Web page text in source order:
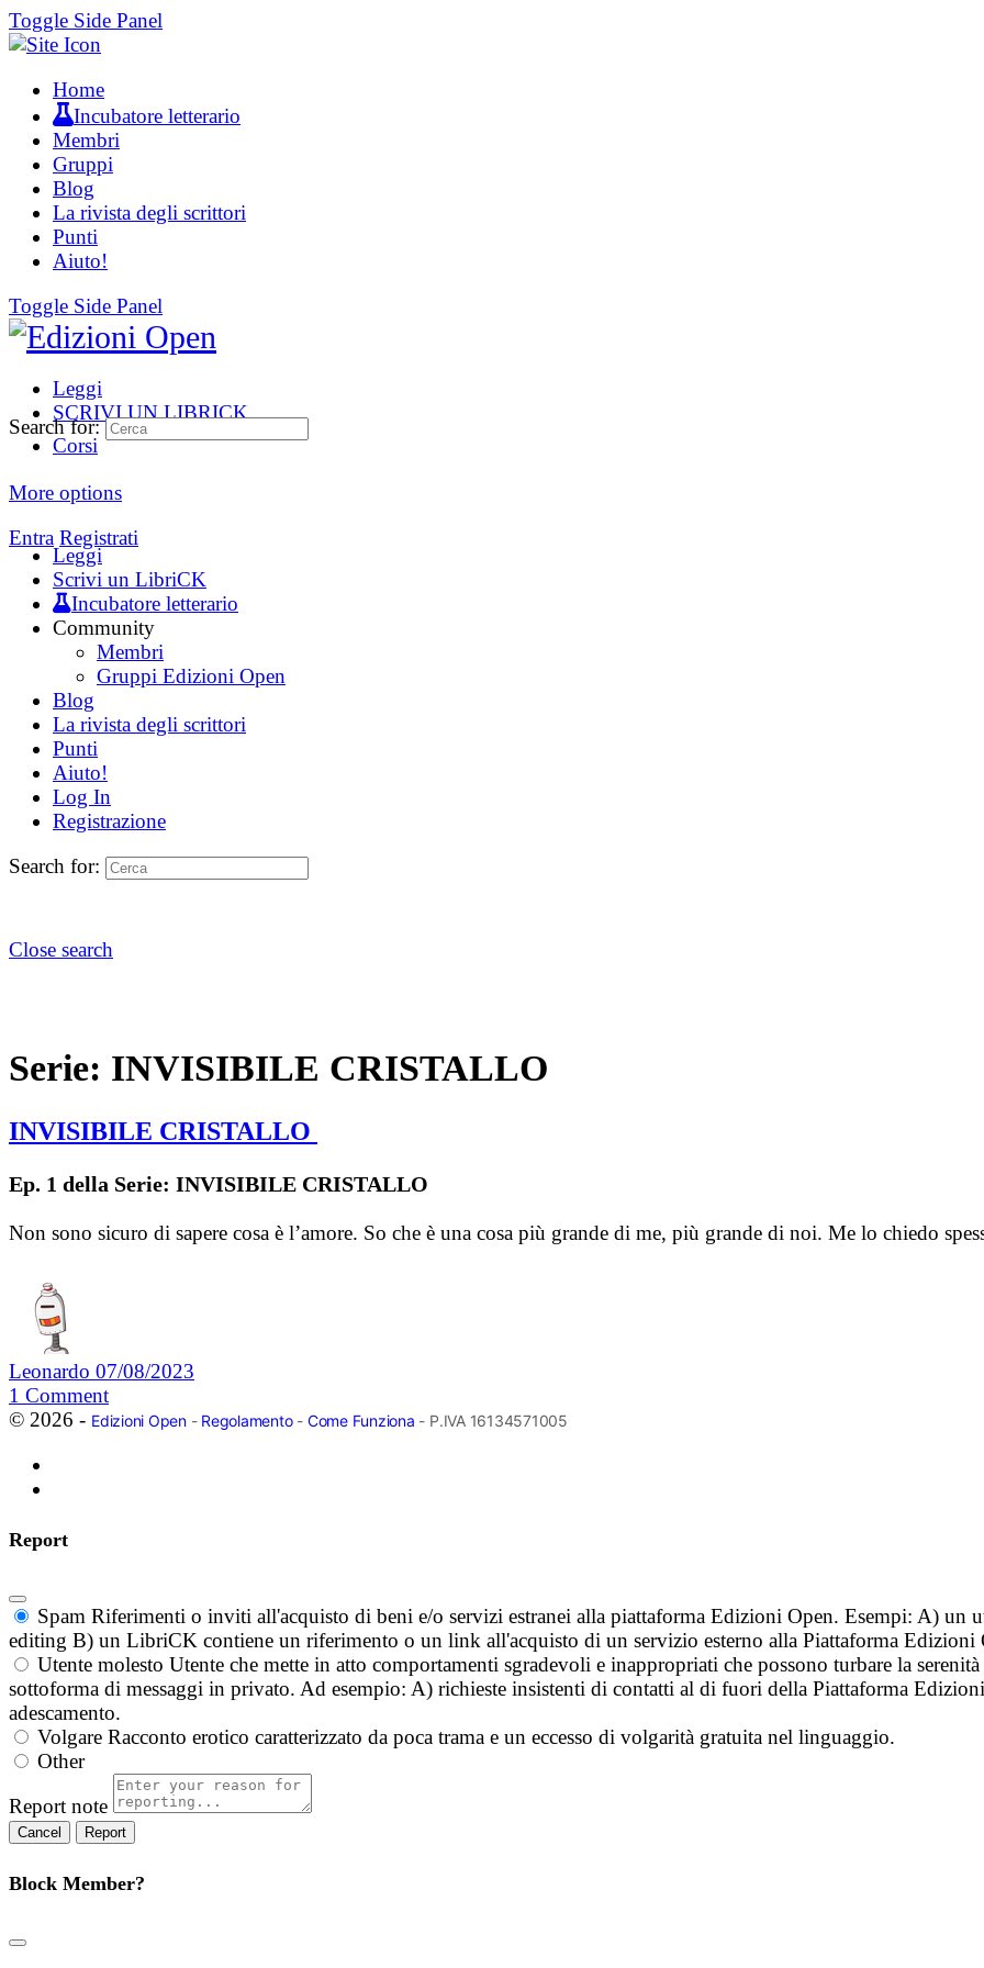
Toggle Side Panel
Home
Incubatore letterario
Membri
Gruppi
Blog
La rivista degli scrittori
Punti
Aiuto!
Toggle Side Panel
Leggi
SCRIVI UN LIBRICK
Corsi
More options
Entra Registrati
Search for:
Leggi
Scrivi un LibriCK
Incubatore letterario
Community
Membri
Gruppi Edizioni Open
Blog
La rivista degli scrittori
Punti
Aiuto!
Log In
Registrazione
Search for:
Close search
Serie: INVISIBILE CRISTALLO
INVISIBILE CRISTALLO
Ep. 1 della Serie: INVISIBILE CRISTALLO
Non sono sicuro di sapere cosa è l’amore. So che è una cosa più grande di me, più grande di noi. Me lo chiedo
Leonardo 07/08/2023
1 Comment
© 2026 - Edizioni Open- Regolamento- Come Funziona - P.IVA 16134571005
Report
Spam Riferimenti o inviti all'acquisto di beni e/o servizi estranei alla piattaforma Edizioni Open. Esempi: A) un
editing B) un LibriCK contiene un riferimento o un link all'acquisto di un servizio esterno alla Piattaforma Edizioni
Utente molesto Utente che mette in atto comportamenti sgradevoli e inappropriati che possono turbare la
sottoforma di messaggi in privato. Ad esempio: A) richieste insistenti di contatti al di fuori della Piattaforma
adescamento.
Volgare Racconto erotico caratterizzato da poca trama e un eccesso di volgarità gratuita nel linguaggio.
Other
Report note
Report
Block Member?